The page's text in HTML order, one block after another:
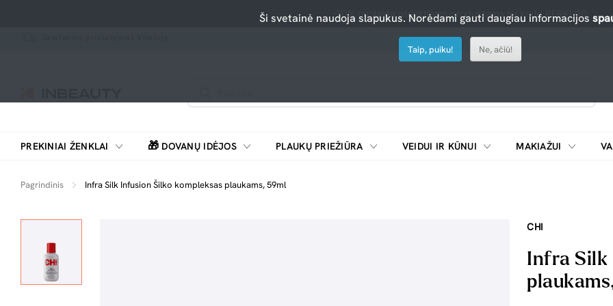
-10% nuolaida atrinktiems produktams su kodu PERKU10
PREKINIAI ŽENKLAI 🎁 DOVANŲ IDĖJOS PLAUKŲ PRIEŽIŪRA VEIDUI IR KŪNUI MAKIAŽUI
Pagrindinis Infra Silk Infusion Šilko kompleksas plaukams, 59ml
CHI
Infra Silk
Ši svetainė naudoja slapukus. Norėdami gauti daugiau informacijos
Taip, puiku! Ne, ačiū!